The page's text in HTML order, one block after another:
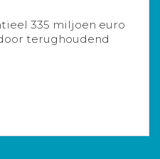
335 miljoen euro
terughoudend